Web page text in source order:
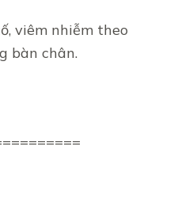
viêm nhiễm theo
bàn chân.